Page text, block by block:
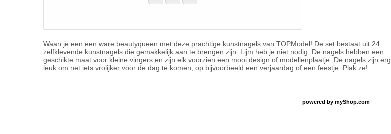
Waan je een een ware beautyqueen met deze prachtige kunstnagels van TOPModel! De set bestaat uit 24
zelfklevende kunstnagels die gemakkelijk aan te brengen zijn. Lijm heb je niet nodig. De nagels hebben een
geschikte maat voor kleine vingers en zijn elk voorzien een mooi design of modellenplaatje. De nagels zijn erg
leuk om net iets vrolijker voor de dag te komen, op bijvoorbeeld een verjaardag of een feestje. Plak ze!
powered by myShop.com